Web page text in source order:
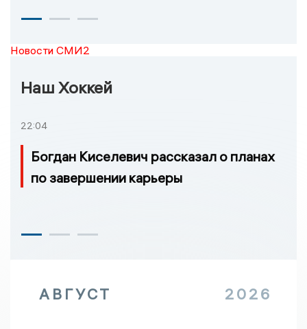
Новости СМИ2
Наш Хоккей
22:04
Богдан Киселевич рассказал о планах
по завершении карьеры
АВГУСТ 2026